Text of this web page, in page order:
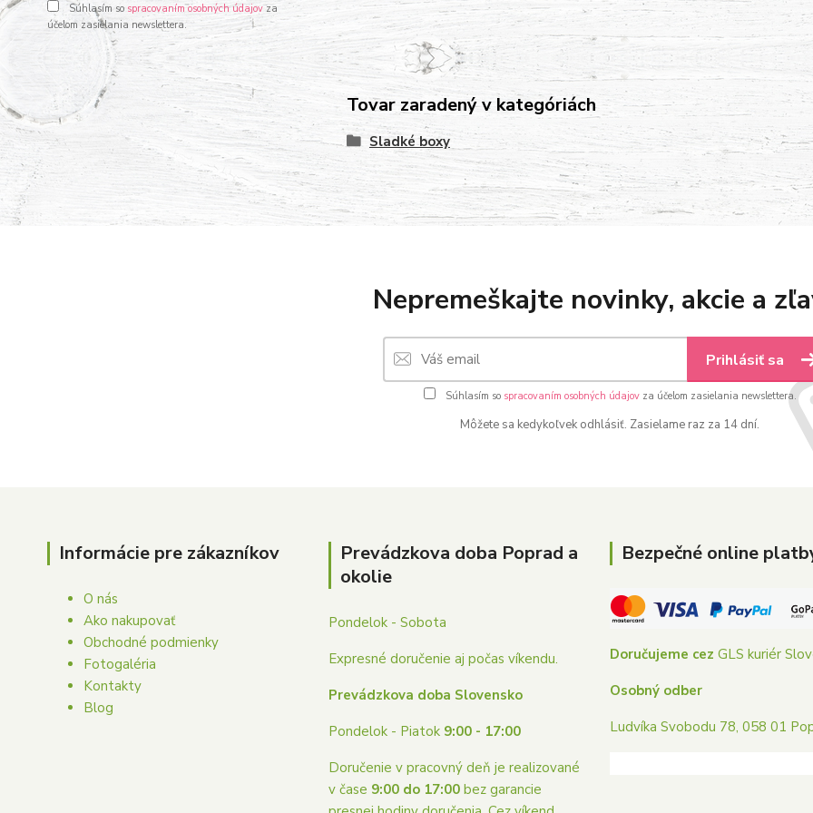
Súhlasím so spracovaním osobných údajovza
účelom zasielania newslettera.
Tovar zaradený v kategóriách
Sladké boxy
Nepremeškajte novinky, akcie a
Prihlásiť sa
Súhlasím so spracovaním osobných údajovza účelom zasielania newslettera.
Môžete sa kedykoľvek odhlásiť. Zasielame raz za 14 dní.
Informácie pre zákazníkov
O nás
Ako nakupovať
Obchodné podmienky
Fotogaléria
Kontakty
Blog
Prevádzkova doba Poprad a
okolie
Pondelok - Sobota
Expresné doručenie aj počas víkendu.
Prevádzkova doba Slovensko
Pondelok - Piatok 9:00 - 17:00
Doručenie v pracovný deň je realizované
v čase 9:00 do 17:00 bez garancie
Bezpečné online
Doručujeme cez GLS kuriér
Osobný odber
Ludvíka Svobodu 78, 058 01